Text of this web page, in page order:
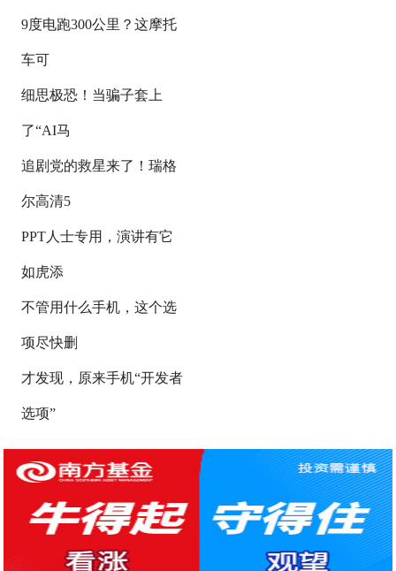
9度电跑300公里？这摩托
车可
细思极恐！当骗子套上
了“AI马
追剧党的救星来了！瑞格
尔高清5
PPT人士专用，演讲有它
如虎添
不管用什么手机，这个选
项尽快删
才发现，原来手机“开发者
选项”